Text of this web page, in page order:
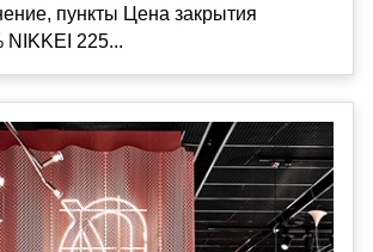
пункты Цена закрытия
NIKKEI 225...